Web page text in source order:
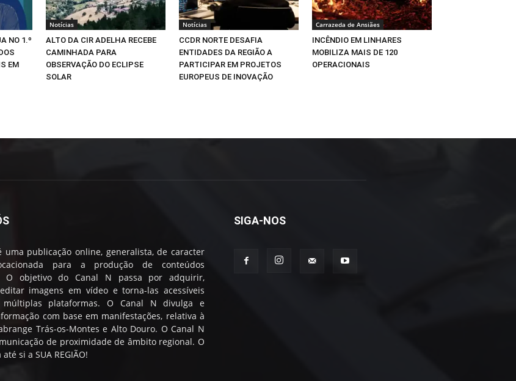
NO 1.º
EM
Notícias
ALTO DA CIR ADELHA RECEBE
CAMINHADA PARA
OBSERVAÇÃO DO ECLIPSE
SOLAR
Notícias
CCDR NORTE DESAFIA
ENTIDADES DA REGIÃO A
PARTICIPAR EM PROJETOS
EUROPEUS DE INOVAÇÃO
Carrazeda de Ansiães
INCÊNDIO EM LINHARES
MOBILIZA MAIS DE 120
OPERACIONAIS
uma publicação online, generalista, de caracter
para a produção de conteúdos
O objetivo do Canal N passa por adquirir,
imagens em vídeo e torna-las acessíveis
plataformas. O Canal N divulga e
com base em manifestações, relativa à
Trás-os-Montes e Alto Douro. O Canal N
de proximidade de âmbito regional. O
si a SUA REGIÃO!
SIGA-NOS